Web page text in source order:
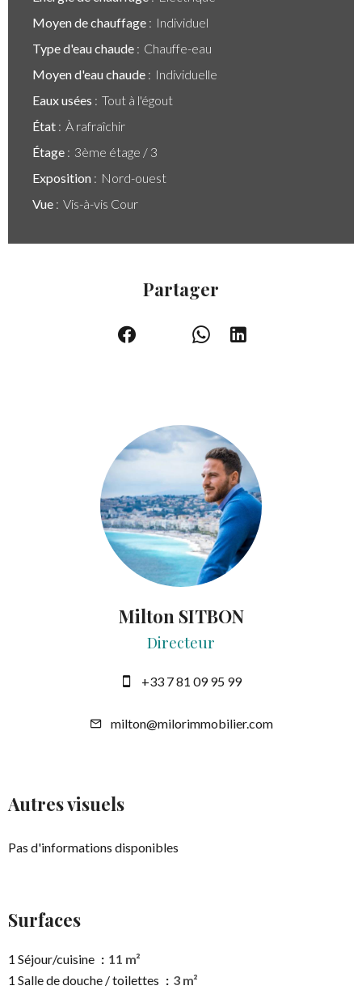
Moyen de chauffage
Individuel
Type d'eau chaude
Chauffe-eau
Moyen d'eau chaude
Individuelle
Eaux usées
Tout à l'égout
État
À rafraîchir
Étage
3ème étage / 3
Exposition
Nord-ouest
Vue
Vis-à-vis Cour
Partager
Milton SITBON
Directeur
+33 7 81 09 95 99
milton@milorimmobilier.com
Autres visuels
Pas d'informations disponibles
Surfaces
1 Séjour/cuisine
11 m²
1 Salle de douche / toilettes
3 m²